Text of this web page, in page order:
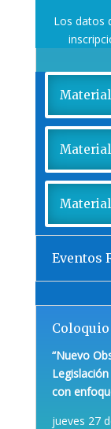
Los datos
Eventos
Coloquio
“Nuevo
con
jueves 27